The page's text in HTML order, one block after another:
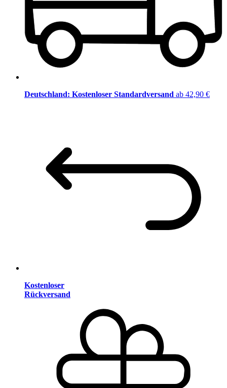
Deutschland: Kostenloser Standardversand ab 42,90 €
Kostenloser
Rückversand